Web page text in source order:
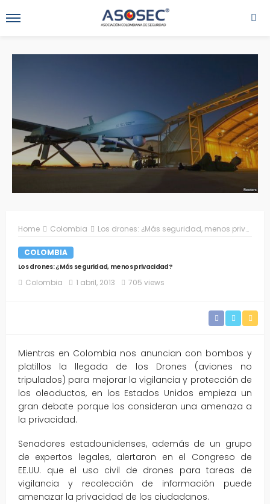
Home Colombia Los drones: ¿Más seguridad, menos privacidad?
COLOMBIA
Los drones: ¿Más seguridad, menos privacidad?
Colombia 1 abril, 2013 705 views
Mientras en Colombia nos anuncian con bombos y
platillos la llegada de los Drones (aviones no
tripulados) para mejorar la vigilancia y protección de
los oleoductos, en los Estados Unidos empieza un
gran debate porque los consideran una amenaza a
la privacidad.
Senadores estadounidenses, además de un grupo
de expertos legales, alertaron en el Congreso de
EE.UU. que el uso civil de drones para tareas de
vigilancia y recolección de información puede
amenazar la privacidad de los ciudadanos.